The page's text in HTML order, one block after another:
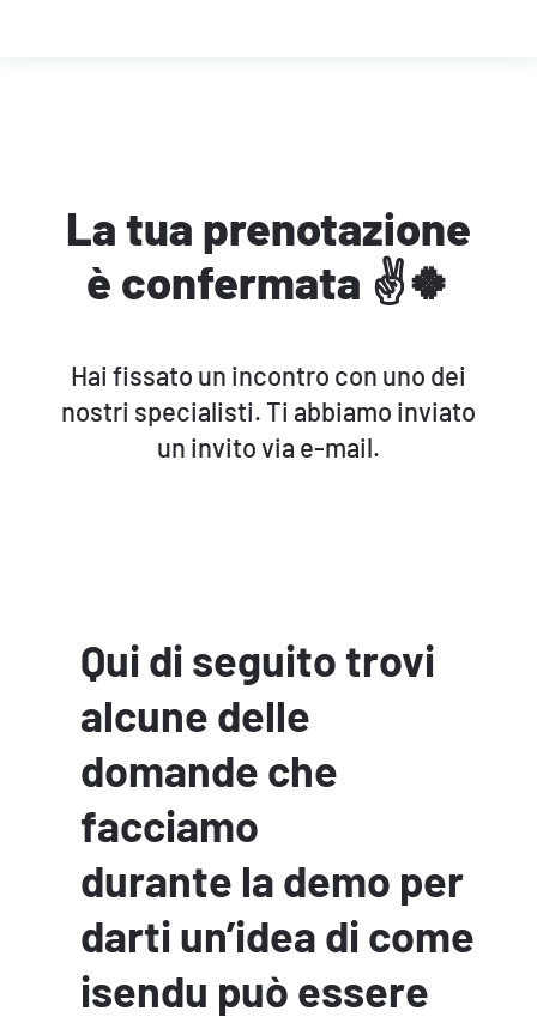
La tua prenotazione
è confermata ✌️🍀
Hai fissato un incontro con uno dei
nostri specialisti. Ti abbiamo inviato
un invito via e-mail.
Qui di seguito trovi
alcune delle
domande che
facciamo
durante la demo per
darti un’idea di come
isendu può essere